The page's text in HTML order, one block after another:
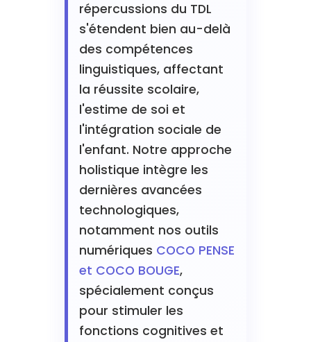
répercussions du TDL
s'étendent bien au-delà
des compétences
linguistiques, affectant
la réussite scolaire,
l'estime de soi et
l'intégration sociale de
l'enfant. Notre approche
holistique intègre les
dernières avancées
technologiques,
notamment nos outils
numériques COCO PENSE
et COCO BOUGE,
spécialement conçus
pour stimuler les
fonctions cognitives et